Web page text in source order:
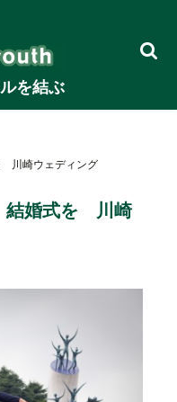
を結ぶ
川崎ウェディング
結婚式を 川崎